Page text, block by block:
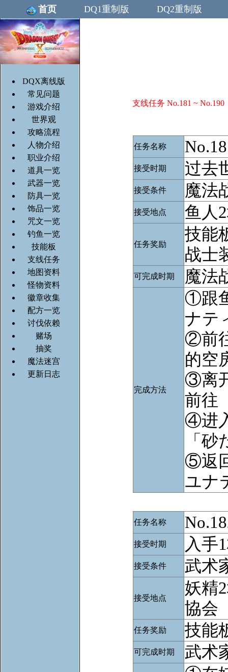
首页 DQ1重制版 DQ2重制版
DQX离线版
常见问题
游戏介绍
世界观
攻略流程
人物介绍
职业介绍
道具一览
武器一览
防具一览
饰品一览
咒文一览
钓鱼一览
技能板
支线任务
地图资料
怪物资料
徽章收集
配方一览
讨伐依赖
赌场
抽奖
魔法迷宫
更新日志
支线任务 No.181 ~ No.190
任务名称
接受时期 过去
接受条件 魔法
接受地点 鱼人
任务奖励
技能
战士
可完成时期 魔法
完成方法
①跟
ナテ
②前
的空
③离
前往
④进
「
⑤返
ユナ
任务名称
接受时期 入手
接受条件 武术
接受地点
妖精
協会
任务奖励 技能
可完成时期 武术